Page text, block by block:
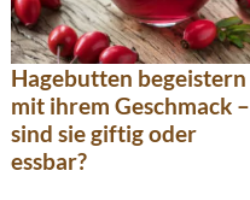
Hagebutten begeistern
mit ihrem Geschmack –
sind sie giftig oder
essbar?